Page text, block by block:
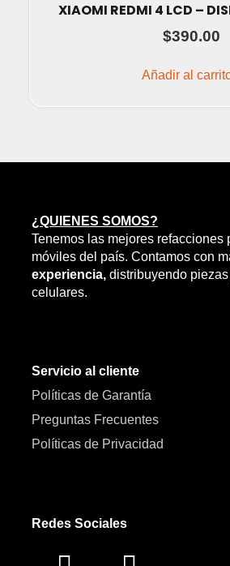
XIAOMI REDMI 4 LCD –
$390.00
Añadir al
¿QUIENES SOMOS?
Tenemos las mejores refacciones
móviles del país. Contamos con
experiencia, distribuyendo
celulares.
Servicio al cliente
Políticas de Garantía
Preguntas Frecuentes
Políticas de Privacidad
Redes Sociales